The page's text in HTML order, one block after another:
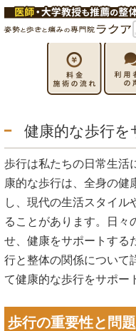
健康的な歩行を
歩行は私たちの日常生活
康的な歩行は、全身の健
し、現代の生活スタイル
ることがあります。日々
せ、健康をサポートする
行と整体の関係について
て健康的な歩行をサポー
歩行の重要性と問